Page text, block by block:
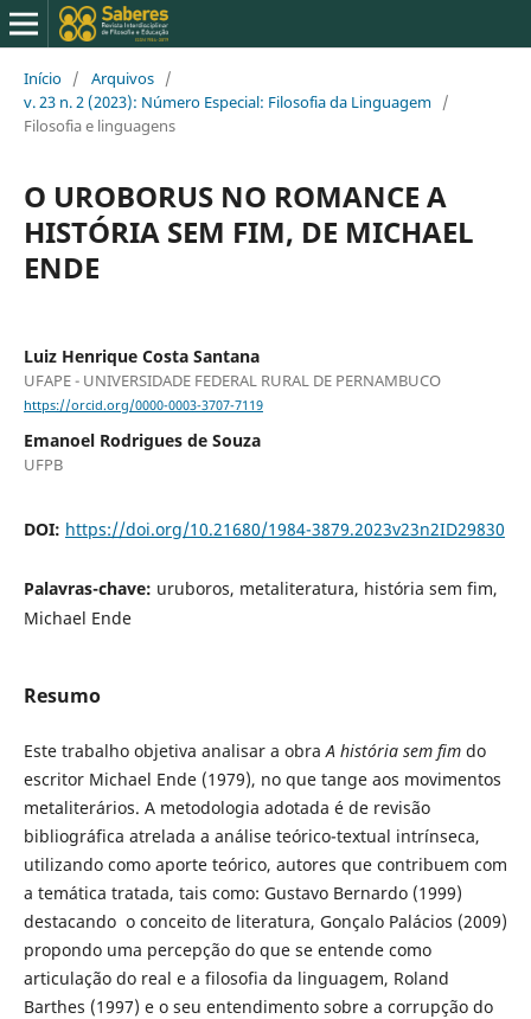
Início / Arquivos /
v. 23 n. 2 (2023): Número Especial: Filosofia da Linguagem /
Filosofia e linguagens
O UROBORUS NO ROMANCE A
HISTÓRIA SEM FIM, DE MICHAEL
ENDE
Luiz Henrique Costa Santana
UFAPE - UNIVERSIDADE FEDERAL RURAL DE PERNAMBUCO
https://orcid.org/0000-0003-3707-7119
Emanoel Rodrigues de Souza
UFPB
DOI: https://doi.org/10.21680/1984-3879.2023v23n2ID29830
Palavras-chave: uruboros, metaliteratura, história sem fim,
Michael Ende
Resumo
Este trabalho objetiva analisar a obraA história sem fimdo
escritor Michael Ende (1979), no que tange aos movimentos
metaliterários. A metodologia adotada é de revisão
bibliográfica atrelada a análise teórico-textual intrínseca,
utilizando como aporte teórico, autores que contribuem com
a temática tratada, tais como: Gustavo Bernardo (1999)
destacando o conceito de literatura, Gonçalo Palácios (2009)
propondo uma percepção do que se entende como
articulação do real e a filosofia da linguagem, Roland
Barthes (1997) e o seu entendimento sobre a corrupção do